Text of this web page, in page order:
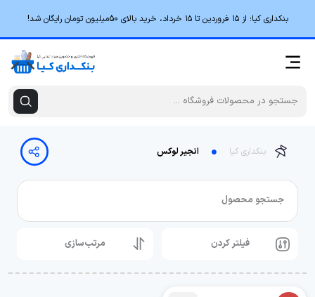
بنکداری کیا؛ از ۱۵ فروردین تا ۱۵ خرداد، خرید بالای 50میلیون تومان رایگان شد!
بنکداری کیا انجیر لوکس
جستجو محصول
فیلتر کردن مرتب‌سازی